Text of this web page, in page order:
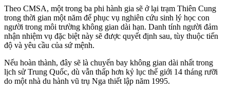
Theo CMSA, một trong ba phi hành gia sẽ ở lại trạm Thiên Cung
trong thời gian một năm để phục vụ nghiên cứu sin‌ּh l‌ּý học con
người trong môi trường không gian dài hạn. Danh tính người đảm
nhận nhiệm vụ đặc biệt này sẽ được quyết định sau, tùy thuộc tiến
độ và yêu cầu của sứ mệnh.
Nếu hoàn thành, đây sẽ là chuyến bay không gian dài nhất trong
lịch sử Trung Quốc, dù vẫn thấp hơn kỷ lục thế giới 14 tháng rưỡi
do một nhà du hành vũ trụ Nga thiết lập năm 1995.